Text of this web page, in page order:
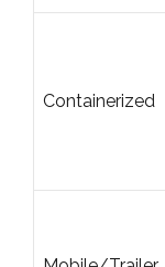
Containerized